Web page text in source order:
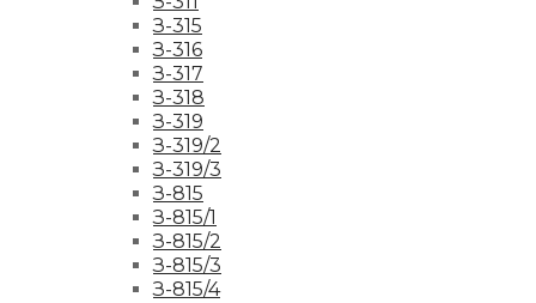
З-315
З-316
З-317
З-318
З-319
З-319/2
З-319/3
З-815
З-815/1
З-815/2
З-815/3
З-815/4